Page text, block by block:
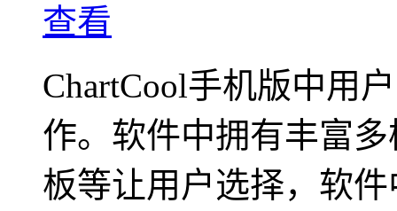
查看
ChartCool手机版中用
作。软件中拥有丰富
板等让用户选择，软